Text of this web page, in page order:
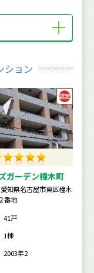
ション
ガーデン橦木町
知県名古屋市東区橦木
番地
41戸
1棟
2003年2